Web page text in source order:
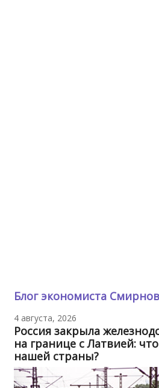
Блог экономиста
4 августа, 2026
Россия закрыла
на границе с Латвией:
нашей страны?